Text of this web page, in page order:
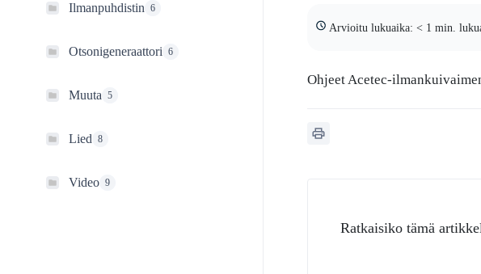
Lietuvių kalba
Ilmanpuhdistin 6
Otsonigeneraattori 6
Muuta 5
Lied 8
Video 9
Arvioitu lukuaika: < 1 min.
Ohjeet Acetec-
Ratkaisiko tämä